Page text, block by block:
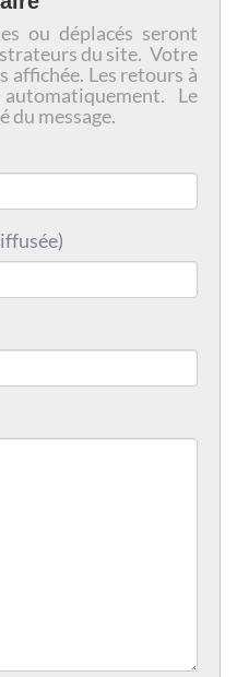
ou déplacés seront
du site. Votre
affichée. Les retours à
Le
du message.